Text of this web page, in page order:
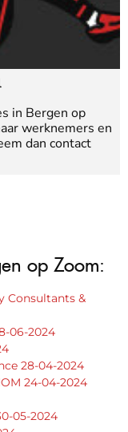
in Bergen op
werknemers en
dan contact
op Zoom:
Consultants &
06-2024
28-04-2024
24-04-2024
05-2024